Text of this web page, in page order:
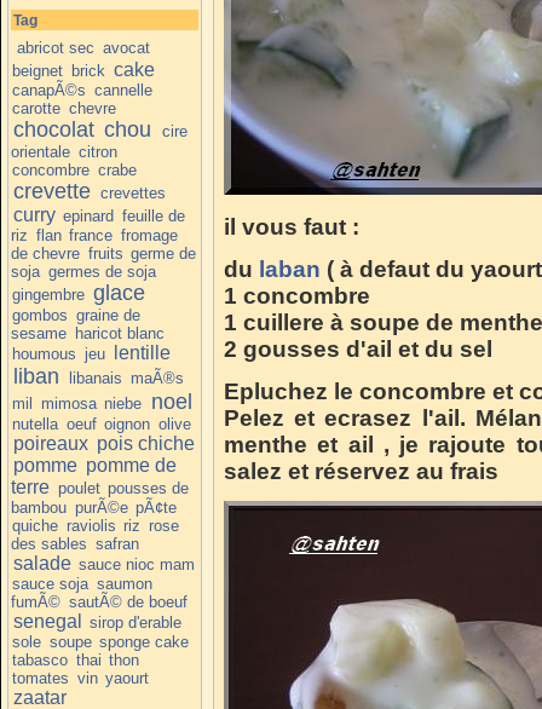
Tag
abricot sec avocat
beignet brick cake
canapÃ©s cannelle
carotte chevre
chocolat chou
cire
orientale citron
concombre crabe
crevette crevettes
curry epinard feuille de
riz flan france fromage
de chevre fruits germe de
soja germes de soja
gingembre glace
gombos graine de
sesame haricot blanc
houmous jeu lentille
liban libanais maÃ®s
mil mimosa niebe noel
nutella oeuf oignon olive
poireaux pois chiche
pomme pomme de
terre poulet pousses de
bambou purÃ©e pÃ¢te
quiche raviolis riz rose
des sables safran
salade sauce nioc mam
sauce soja saumon
fumÃ© sautÃ© de boeuf
senegal
sirop d'erable
sole soupe sponge cake
tabasco thai thon
tomates vin yaourt
zaatar
il vous faut :
du laban ( à defaut du
1 concombre
1 cuillere à soupe de
2 gousses d'ail et du sel
Epluchez le concombre et
Pelez et ecrasez l'ail.
menthe et ail , je rajoute
salez et réservez au frais